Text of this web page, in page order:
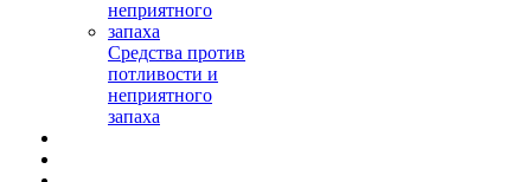
Средства против
потливости и
неприятного
запаха